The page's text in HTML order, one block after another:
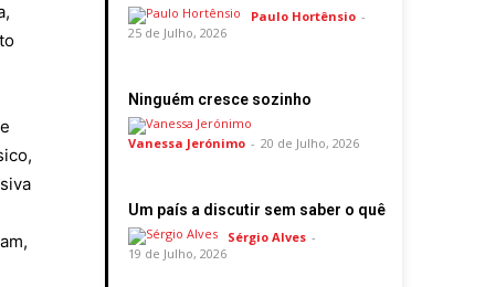
Paulo Hortênsio -
25 de Julho, 2026
Ninguém cresce sozinho
Vanessa Jerónimo - 20 de Julho, 2026
Um país a discutir sem saber o quê
Sérgio Alves -
19 de Julho, 2026